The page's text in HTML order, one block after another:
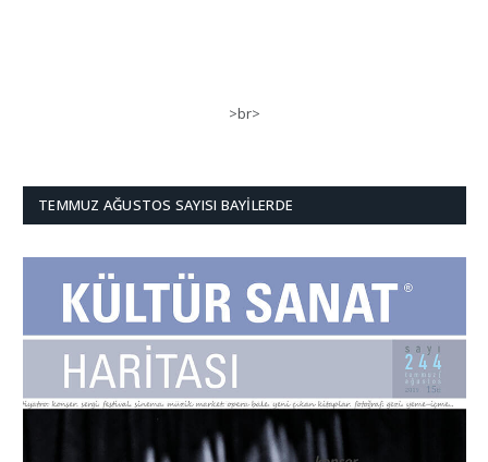
>br>
TEMMUZ AĞUSTOS SAYISI BAYILERDE